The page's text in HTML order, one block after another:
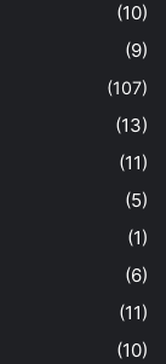
(10)
(9)
(107)
(13)
(11)
(5)
(1)
(6)
(11)
(10)